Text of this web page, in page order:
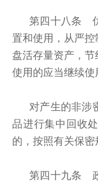
第四十八条
置和使用，从严
盘活存量资产，
使用的应当继续使
对产生的非涉
品进行集中回收
的，按照有关保密
第四十九条